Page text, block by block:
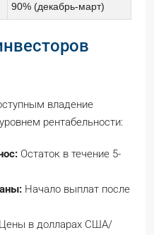
90% (декабрь-март)
владение
рентабельности:
Остаток в течение 5-
Начало выплат после
Цены в долларах США/